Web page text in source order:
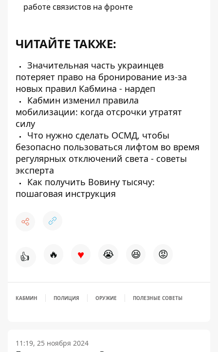
работе связистов на фронте
ЧИТАЙТЕ ТАКЖЕ:
Значительная часть украинцев
потеряет право на бронирование из-за
новых правил Кабмина - нардеп
Кабмин изменил правила
мобилизации: когда отсрочки утратят
силу
Что нужно сделать ОСМД, чтобы
безопасно пользоваться лифтом во время
регулярных отключений света - советы
эксперта
Как получить Вовину тысячу:
пошаговая инструкция
👍 🔥 ♥ 😭 😆 😡
КАБМИН ПОЛИЦИЯ ОРУЖИЕ ПОЛЕЗНЫЕ СОВЕТЫ
11:19, 25 ноября 2024